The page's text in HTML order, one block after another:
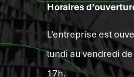
Horaires
L’entreprise est
lundi au vendredi
17h.